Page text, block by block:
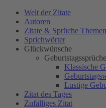
Welt der Zitate
Autoren
Zitate & Sprüche Themen
Sprichwörter
Glückwünsche
Geburtstagssprüche
Klassische
Lustige
Zitat des Tages
Zufälliges Zitat